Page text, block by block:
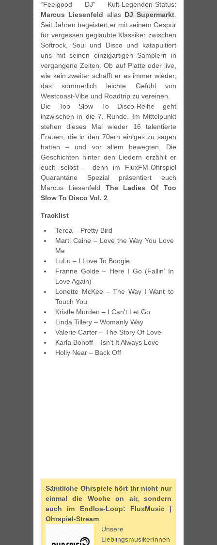
“Feelgood DJ” Kult-Legenden-Status:
Marcus Liesenfeld alias DJ Supermarkt.
Seit Jahren begeistert er mit seinem Gespür
für vergessen geglaubte Klassiker zwischen
Softrock, Soul und Disco und katapultiert
uns mit seinen einzigartigen Samplern in
vergangene Zeiten. Ob auf Platte oder live,
wie kein zweiter schafft er es immer wieder,
das sommerlich leichte Gefühl von
Westcoast-Vibe und Roadtrip zu vereinen.
Die Too Slow To Disco-Reihe geht
inzwischen in die 7. Runde. Im Mittelpunkt
stehen dieses Mal wieder 16 talentierte
Frauen, die in den 70ern einiges zu sagen
hatten – und vor allem bewegten. Die
Geschichten hinter den Liedern erzählt er
euch selbst – denn im FluxFM-Ohrspiel
Quarantäne Spezial präsentiert euch
Marcus Liesenfeld The Ladies Of Too
Slow To Disco Vol. 2.
Tracklist
Terea – Pretty Bird
Marti Caine – Love the Way You Love
Me
LuLu – I Love To Boogie
Franne Golde – Here I Go (Fallin’ In
Love Again)
Lonette McKee – The Way I Want to
Touch You
Kristle Murden – I Can’t Let Go
Linda Tillery – Womanly Way
Valerie Carter – The Story Of Love
Karla Bonoff – Isn’t It Always Love
Holly Near – Back Off
Sämtliche Ohrspiele hört ihr nicht nur
einmal die Woche on air, sondern
auch im Endlos-Loop: FluxMusic |
Ohrspiel-Stream
Unsere
LieblingsmusikerInnen